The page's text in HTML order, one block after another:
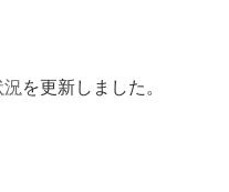
を更新しました。